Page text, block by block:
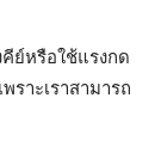
ย์หรือใช้แรงกด
ราะเราสามารถ